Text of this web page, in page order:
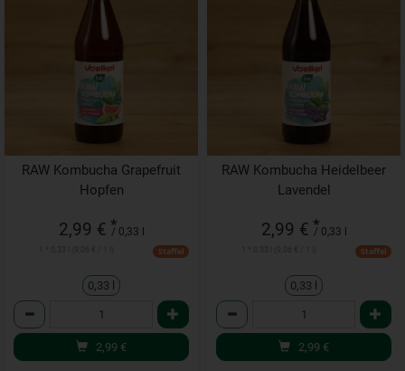
RAW Kombucha Grapefruit
Hopfen
2,99 € *
/ 0,33 l
Staffel
0,33 l
Anzahl
2,99 €
RAW Kombucha Heidelbeer
Lavendel
2,99 € *
/ 0,33 l
Staffel
0,33 l
Anzahl
2,99 €